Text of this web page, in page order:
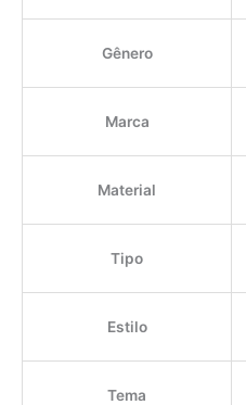
Gênero
Marca
Material
Tipo
Estilo
Tema